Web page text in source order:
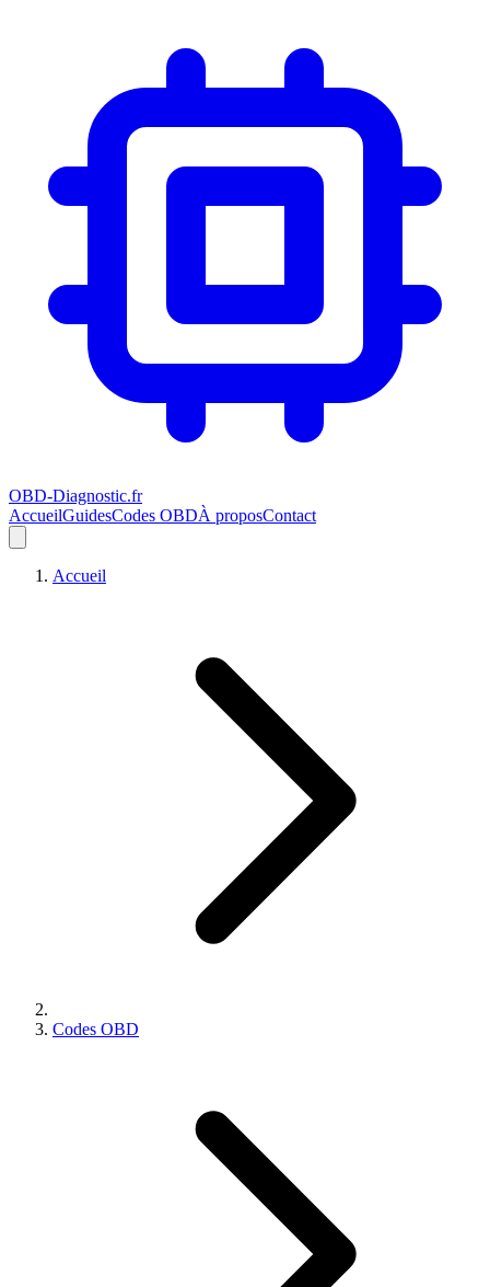
OBD-Diagnostic.fr
AccueilGuidesCodes OBDÀ proposContact
Accueil
Codes OBD